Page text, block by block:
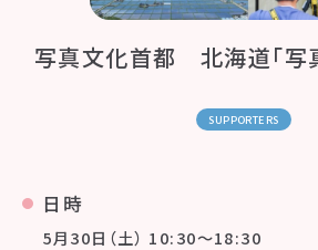
写真文化首都 北海道「写
SUPPORTERS
日時
5月30日（土） 10:30〜18:30